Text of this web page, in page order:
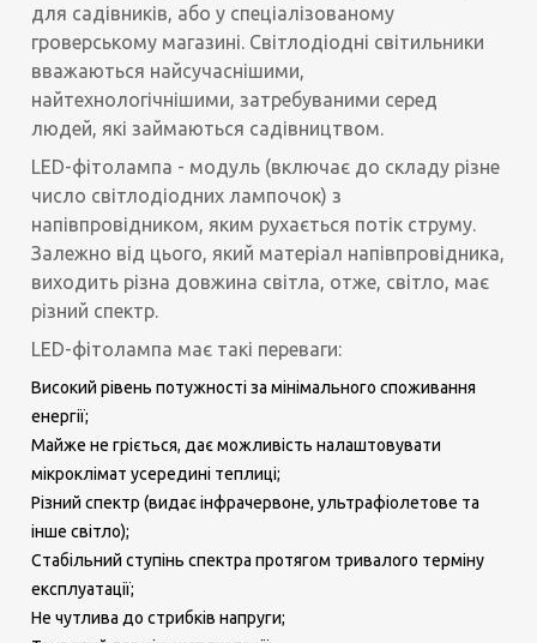
для садівників, або у спеціалізованому
гроверському магазині. Світлодіодні світильники
вважаються найсучаснішими,
найтехнологічнішими, затребуваними серед
людей, які займаються садівництвом.
LED-фітолампа - модуль (включає до складу різне
число світлодіодних лампочок) з
напівпровідником, яким рухається потік струму.
Залежно від цього, який матеріал напівпровідника,
виходить різна довжина світла, отже, світло, має
різний спектр.
LED-фітолампа має такі переваги:
Високий рівень потужності за мінімального споживання
енергії;
Майже не гріється, дає можливість налаштовувати
мікроклімат усередині теплиці;
Різний спектр (видає інфрачервоне, ультрафіолетове та
інше світло);
Стабільний ступінь спектра протягом тривалого терміну
експлуатації;
Не чутлива до стрибків напруги;